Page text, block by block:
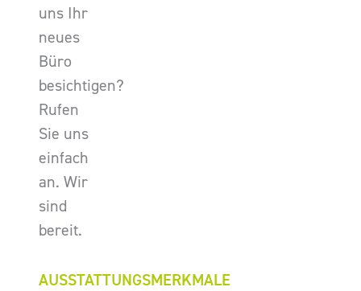
uns Ihr
neues
Büro
besichtigen?
Rufen
Sie uns
einfach
an. Wir
sind
bereit.
AUSSTATTUNGSMERKMALE